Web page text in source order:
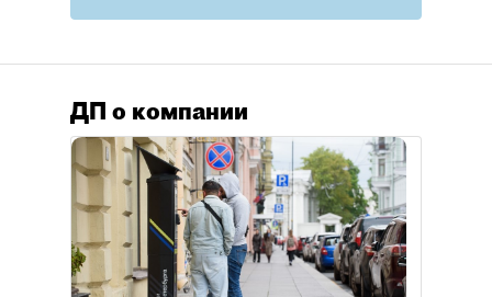
ДП о компании